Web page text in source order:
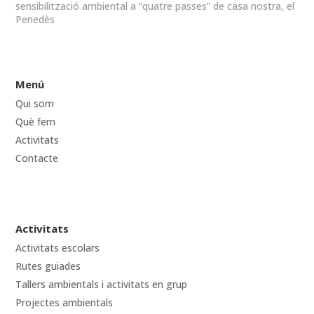
sensibilització ambiental a “quatre passes” de casa nostra, el
Penedès
Menú
Qui som
Què fem
Activitats
Contacte
Activitats
Activitats escolars
Rutes guiades
Tallers ambientals i activitats en grup
Projectes ambientals